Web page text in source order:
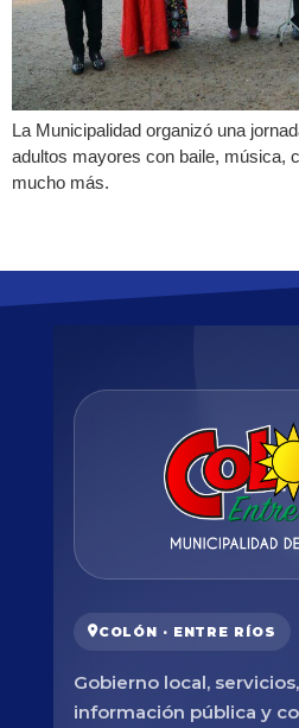
La Municipalidad organizó una
adultos mayores con baile, música,
mucho más.
COLÓN · ENTRE RÍOS
Gobierno local,
información pública y